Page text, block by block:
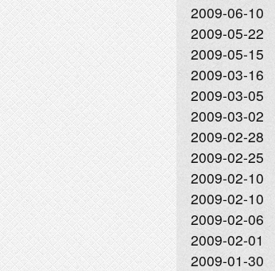
2009-06-10
2009-05-22
2009-05-15
2009-03-16
2009-03-05
2009-03-02
2009-02-28
2009-02-25
2009-02-10
2009-02-10
2009-02-06
2009-02-01
2009-01-30